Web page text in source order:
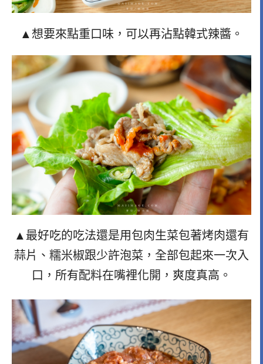
▲想要來點重口味，可以再沾點韓式辣醬。
▲最好吃的吃法還是用包肉生菜包著烤肉還有
蒜片、糯米椒跟少許泡菜，全部包起來一次入
口，所有配料在嘴裡化開，爽度真高。